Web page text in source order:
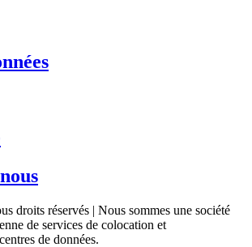
droits réservés | Nous sommes une société
de services de colocation et
de données.